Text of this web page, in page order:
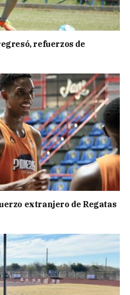
refuerzos de
extranjero de Regatas